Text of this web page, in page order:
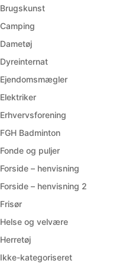
Brugskunst
Camping
Dametøj
Dyreinternat
Ejendomsmægler
Elektriker
Erhvervsforening
FGH Badminton
Fonde og puljer
Forside – henvisning
Forside – henvisning 2
Frisør
Helse og velvære
Herretøj
Ikke-kategoriseret